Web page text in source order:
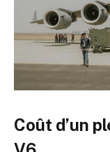
Coût d’un